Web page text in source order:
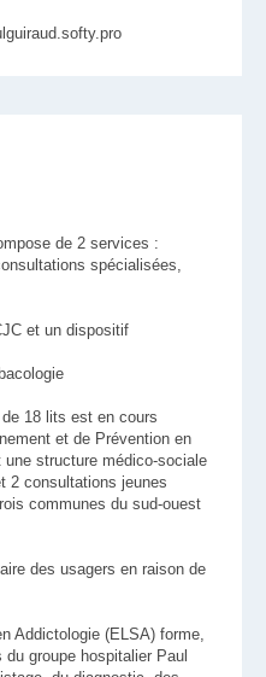
de 2 services :
spécialisées,
et un dispositif
18 lits est en cours
et de Prévention en
structure médico-sociale
2 consultations jeunes
communes du sud-ouest
des usagers en raison de
Addictologie (ELSA) forme,
groupe hospitalier Paul